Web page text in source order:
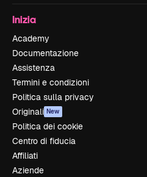
Inizia
Academy
Documentazione
Assistenza
Termini e condizioni
Politica sulla privacy
Originali New
Politica dei cookie
Centro di fiducia
Affiliati
Aziende